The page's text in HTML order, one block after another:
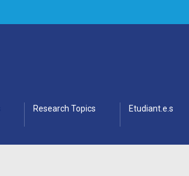
Research Topics Etudiant.e.s